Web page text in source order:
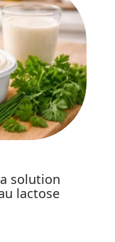
solution
lactose